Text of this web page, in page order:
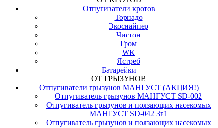
Отпугиватели кротов
Торнадо
Экоснайпер
Чистон
Гром
WK
Ястреб
Батарейки
ОТ ГРЫЗУНОВ
Отпугиватели грызунов МАНГУСТ (АКЦИЯ!)
Отпугиватель грызунов МАНГУСТ SD-002
Отпугиватель грызунов и ползающих насекомых
МАНГУСТ SD-042 3в1
Отпугиватель грызунов и ползающих насекомых